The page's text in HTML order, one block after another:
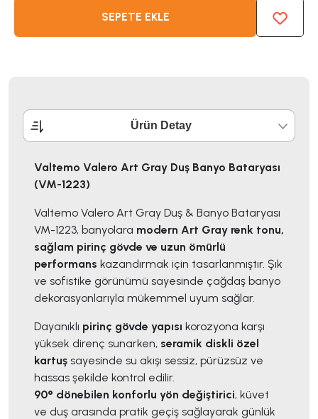
SEPETE EKLE
Ürün Detay
Valtemo Valero Art Gray Duş Banyo Bataryası
(VM-1223)
Valtemo Valero Art Gray Duş & Banyo Bataryası
VM-1223, banyolara modern Art Gray renk tonu,
sağlam pirinç gövde ve uzun ömürlü
performans kazandırmak için tasarlanmıştır. Şık
ve sofistike görünümü sayesinde çağdaş banyo
dekorasyonlarıyla mükemmel uyum sağlar.
Dayanıklı pirinç gövde yapısı korozyona karşı
yüksek direnç sunarken, seramik diskli özel
kartuş sayesinde su akışı sessiz, pürüzsüz ve
hassas şekilde kontrol edilir.
90° dönebilen konforlu yön değiştirici, küvet
ve duş arasında pratik geçiş sağlayarak günlük